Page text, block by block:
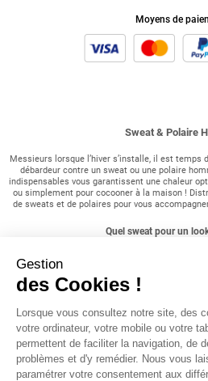
Gestion
des Cookies !
Lorsque vous consultez notre site, des
votre ordinateur, votre mobile ou votre
permettent de faciliter la navigation, de
problèmes et d'y remédier. Nous vous
paramétrer votre consentement aux
Sweat & Polaire
Messieurs lorsque l’hiver s’installe, il est
débardeur contre un sweat ou une polaire
indispensables vous garantissent une chaleur
ou simplement pour cocooner à la maison !
de sweats et de polaires pour vous
Quel sweat pour un
Pour un style décontracté, rien de tel qu'un
s'offre à vous : uni ou imprimé, avec ou
déclinent dans une variété de styles. Le sweat
saison, tandis que le sweat col rond sans
détails tels que les manches, le coloris, le col,
sweat homme, malgré sa simplicité, peut être
look toujours au goût du jour. N'oubliez pas de
sur notre site
Les polaires pour affronter
Moyens de